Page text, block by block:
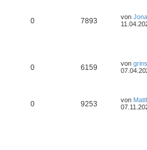
0 7893 von
0 6159 von
0 9253 von